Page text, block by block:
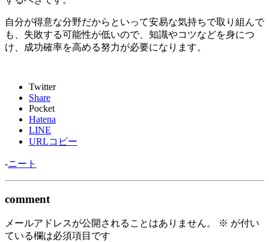
自分が得意な分野だからといって安易な気持ちで取り組んで
も、失敗する可能性が低いので、知識やコツなどを身につ
け、成功確率を高める努力が必要になります。
Twitter
Share
Pocket
Hatena
LINE
URLコピー
-ニート
comment
メールアドレスが公開されることはありません。 ※ が付い
ている欄は必須項目です